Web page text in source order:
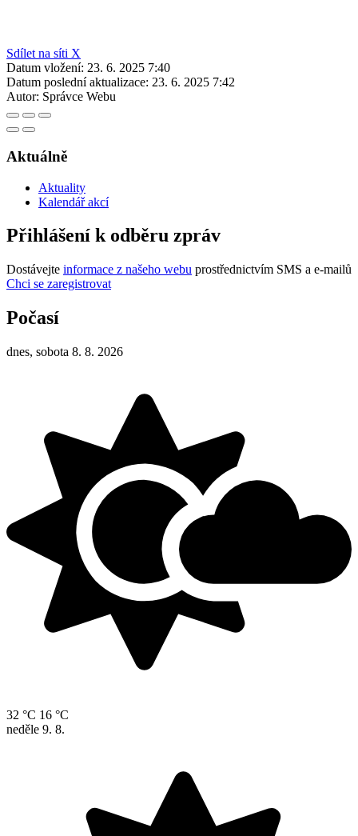
Sdílet na síti X
Datum vložení: 23. 6. 2025 7:40
Datum poslední aktualizace: 23. 6. 2025 7:42
Autor: Správce Webu
Aktuálně
Aktuality
Kalendář akcí
Přihlášení k odběru zpráv
Dostávejte informace z našeho webu prostřednictvím SMS a e-mailů
Chci se zaregistrovat
Počasí
dnes, sobota 8. 8. 2026
32 °C 16 °C
neděle 9. 8.